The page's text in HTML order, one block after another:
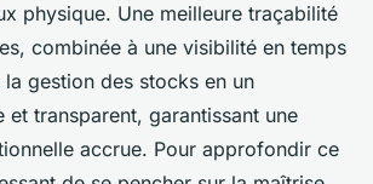
physique. Une meilleure traçabilité
combinée à une visibilité en temps
gestion des stocks en un
et transparent, garantissant une
accrue. Pour approfondir ce